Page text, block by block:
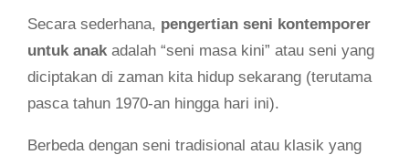
Secara sederhana, pengertian seni kontemporer
untuk anak adalah “seni masa kini” atau seni yang
diciptakan di zaman kita hidup sekarang (terutama
pasca tahun 1970-an hingga hari ini).
Berbeda dengan seni tradisional atau klasik yang